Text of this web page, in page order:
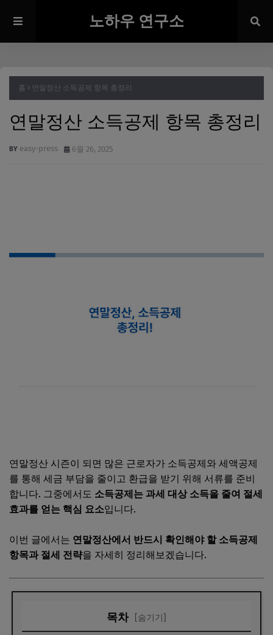
노하우 연구소
홈 연말정산 소득공제 항목 총정리
연말정산 소득공제 항목 총정리
easy-press 6월 26, 2025
연말정산 시즌이 되면 많은 근로자가 소득공제와 세액공제
를 통해 세금 부담을 줄이고 환급을 받기 위해 서류를 준비
합니다. 그중에서도 소득공제는 과세 대상 소득을 줄여 절세
효과를 얻는 핵심 요소입니다.
이번 글에서는 연말정산에서 반드시 확인해야 할 소득공제
항목과 절세 전략을 자세히 정리해보겠습니다.
목차 [숨기기]